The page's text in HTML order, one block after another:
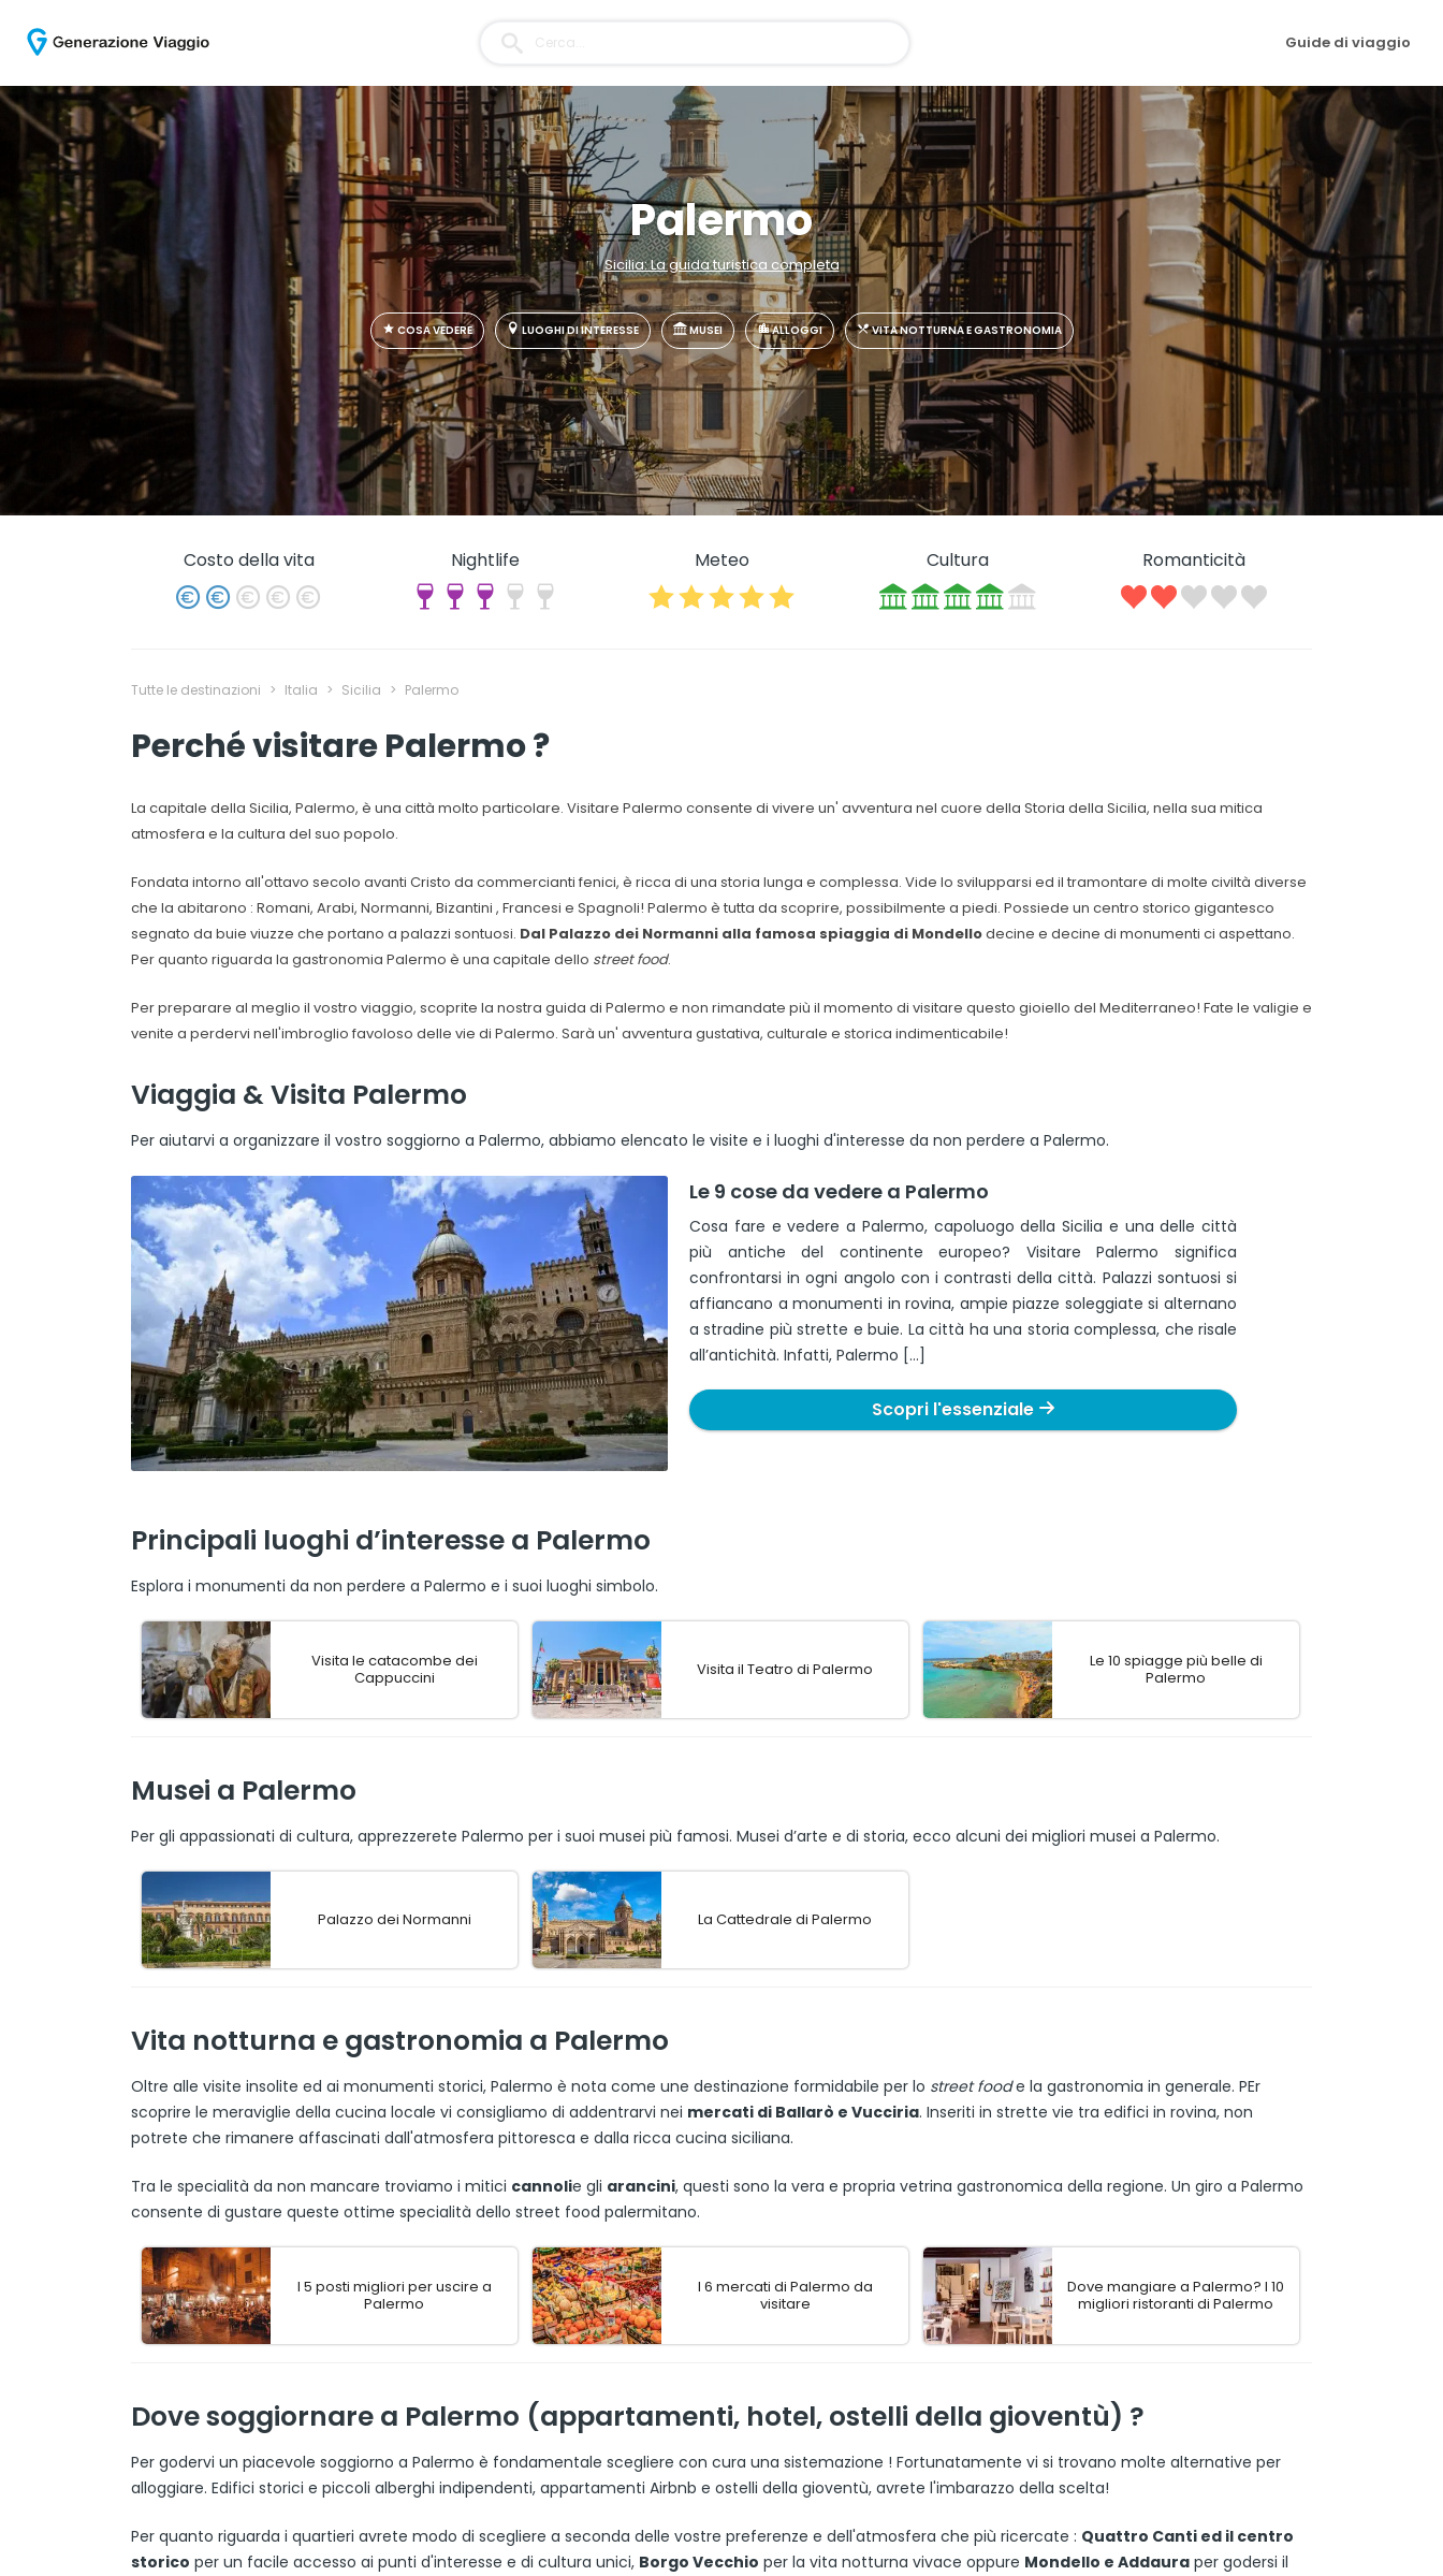
Guide di viaggio
Palermo
Sicilia: La guida turistica completa
COSA VEDERE LUOGHI DI INTERESSE MUSEI ALLOGGI VITA NOTTURNA E GASTRONOMIA
Costo della vita Nightlife Meteo Cultura Romanticità
Tutte le destinazioni > Italia > Sicilia > Palermo
Perché visitare Palermo ?
La capitale della Sicilia, Palermo, è una città molto particolare. Visitare Palermo consente di vivere un' avventura nel cuore della Storia della Sicilia, nella sua mitica
atmosfera e la cultura del suo popolo.
Fondata intorno all'ottavo secolo avanti Cristo da commercianti fenici, è ricca di una storia lunga e complessa. Vide lo svilupparsi ed il tramontare di molte civiltà diverse
che la abitarono : Romani, Arabi, Normanni, Bizantini , Francesi e Spagnoli! Palermo è tutta da scoprire, possibilmente a piedi. Possiede un centro storico gigantesco
segnato da buie viuzze che portano a palazzi sontuosi. Dal Palazzo dei Normanni alla famosa spiaggia di Mondellodecine e decine di monumenti ci aspettano.
Per quanto riguarda la gastronomia Palermo è una capitale dello street food.
Per preparare al meglio il vostro viaggio, scoprite la nostra guida di Palermo e non rimandate più il momento di visitare questo gioiello del Mediterraneo! Fate le valigie e
venite a perdervi nell'imbroglio favoloso delle vie di Palermo. Sarà un' avventura gustativa, culturale e storica indimenticabile!
Viaggia & Visita Palermo
Per aiutarvi a organizzare il vostro soggiorno a Palermo, abbiamo elencato le visite e i luoghi d'interesse da non perdere a Palermo.
Le 9 cose da vedere a Palermo
Cosa fare e vedere a Palermo, capoluogo della Sicilia e una delle città
più antiche del continente europeo? Visitare Palermo significa
confrontarsi in ogni angolo con i contrasti della città. Palazzi sontuosi si
affiancano a monumenti in rovina, ampie piazze soleggiate si alternano
a stradine più strette e buie. La città ha una storia complessa, che risale
all’antichità. Infatti, Palermo […]
Scopri l'essenziale
Principali luoghi d’interesse a Palermo
Esplora i monumenti da non perdere a Palermo e i suoi luoghi simbolo.
Visita le catacombe dei
Cappuccini
Visita il Teatro di Palermo
Le 10 spiagge più belle di
Palermo
Musei a Palermo
Per gli appassionati di cultura, apprezzerete Palermo per i suoi musei più famosi. Musei d’arte e di storia, ecco alcuni dei migliori musei a Palermo.
Palazzo dei Normanni La Cattedrale di Palermo
Vita notturna e gastronomia a Palermo
Oltre alle visite insolite ed ai monumenti storici, Palermo è nota come une destinazione formidabile per lo street foode la gastronomia in generale. PEr
scoprire le meraviglie della cucina locale vi consigliamo di addentrarvi nei mercati di Ballarò e Vucciria. Inseriti in strette vie tra edifici in rovina, non
potrete che rimanere affascinati dall'atmosfera pittoresca e dalla ricca cucina siciliana.
Tra le specialità da non mancare troviamo i mitici cannolie gli arancini, questi sono la vera e propria vetrina gastronomica della regione. Un giro a Palermo
consente di gustare queste ottime specialità dello street food palermitano.
I 5 posti migliori per uscire a
Palermo
I 6 mercati di Palermo da
visitare
Dove mangiare a Palermo? I 10
migliori ristoranti di Palermo
Dove soggiornare a Palermo (appartamenti, hotel, ostelli della gioventù) ?
Per godervi un piacevole soggiorno a Palermo è fondamentale scegliere con cura una sistemazione ! Fortunatamente vi si trovano molte alternative per
alloggiare. Edifici storici e piccoli alberghi indipendenti, appartamenti Airbnb e ostelli della gioventù, avrete l'imbarazzo della scelta!
Per quanto riguarda i quartieri avrete modo di scegliere a seconda delle vostre preferenze e dell'atmosfera che più ricercate : Quattro Canti ed il centro
storico per un facile accesso ai punti d'interesse e di cultura unici, Borgo Vecchio per la vita notturna vivace oppure Mondello e Addaura per godersi il